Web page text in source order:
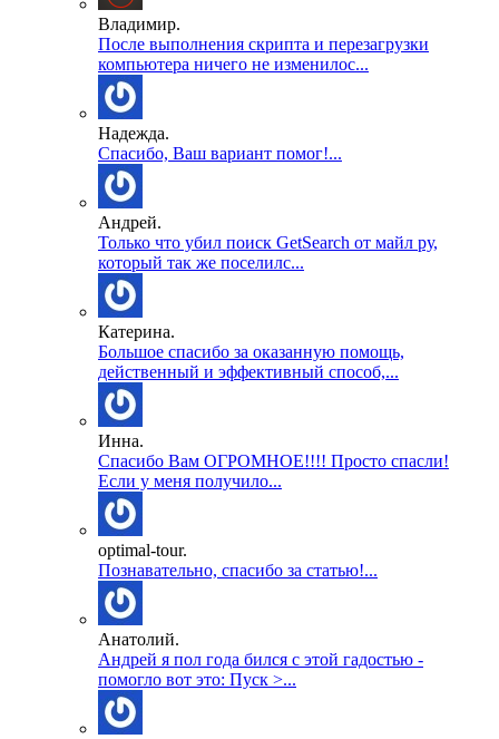
Владимир.
После выполнения скрипта и перезагрузки
компьютера ничего не изменилос...
Надежда.
Спасибо, Ваш вариант помог!...
Андрей.
Только что убил поиск GetSearch от майл ру,
который так же поселилс...
Катерина.
Большое спасибо за оказанную помощь,
действенный и эффективный способ,...
Инна.
Спасибо Вам ОГРОМНОЕ!!!! Просто спасли!
Если у меня получило...
optimal-tour.
Познавательно, спасибо за статью!...
Анатолий.
Андрей я пол года бился с этой гадостью -
помогло вот это: Пуск >...